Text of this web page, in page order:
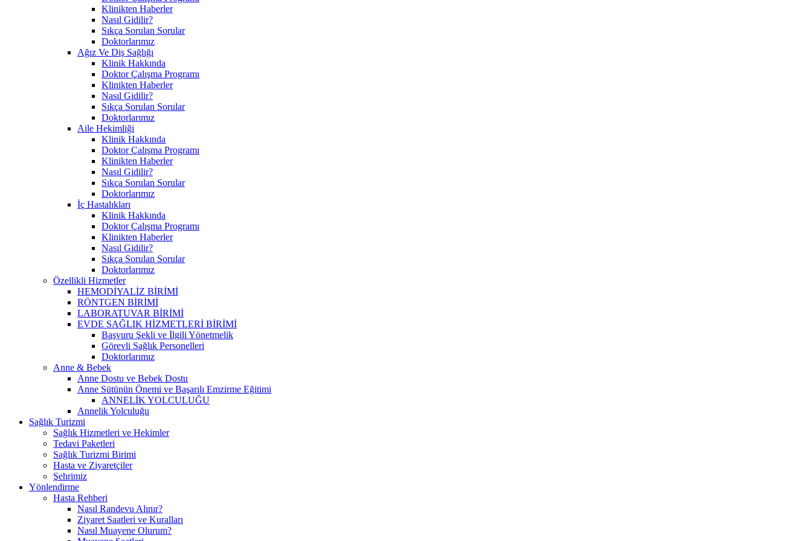
Klinikten Haberler
Nasıl Gidilir?
Sıkça Sorulan Sorular
Doktorlarımız
Ağız Ve Diş Sağlığı
Klinik Hakkında
Doktor Çalışma Programı
Klinikten Haberler
Nasıl Gidilir?
Sıkça Sorulan Sorular
Doktorlarımız
Aile Hekimliği
Klinik Hakkında
Doktor Çalışma Programı
Klinikten Haberler
Nasıl Gidilir?
Sıkça Sorulan Sorular
Doktorlarımız
İç Hastalıkları
Klinik Hakkında
Doktor Çalışma Programı
Klinikten Haberler
Nasıl Gidilir?
Sıkça Sorulan Sorular
Doktorlarımız
Özellikli Hizmetler
HEMODİYALİZ BİRİMİ
RÖNTGEN BİRİMİ
LABORATUVAR BİRİMİ
EVDE SAĞLIK HİZMETLERİ BİRİMİ
Başvuru Şekli ve İlgili Yönetmelik
Görevli Sağlık Personelleri
Doktorlarımız
Anne & Bebek
Anne Dostu ve Bebek Dostu
Anne Sütünün Önemi ve Başarılı Emzirme Eğitimi
ANNELİK YOLCULUĞU
Annelik Yolculuğu
Sağlık Turizmi
Sağlık Hizmetleri ve Hekimler
Tedavi Paketleri
Sağlık Turizmi Birimi
Hasta ve Ziyaretçiler
Şehrimiz
Yönlendirme
Hasta Rehberi
Nasıl Randevu Alınır?
Ziyaret Saatleri ve Kuralları
Nasıl Muayene Olurum?